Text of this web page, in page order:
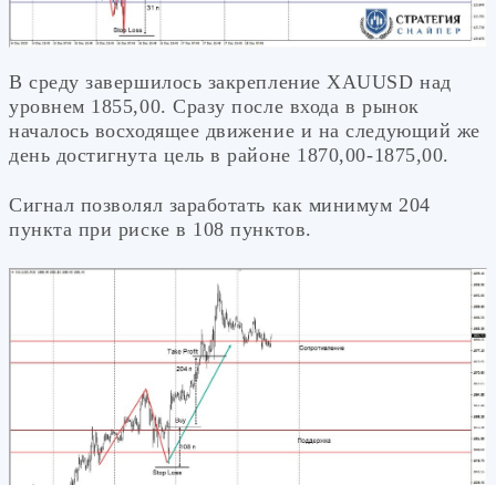
В среду завершилось закрепление XAUUSD над
уровнем 1855,00. Сразу после входа в рынок
началось восходящее движение и на следующий же
день достигнута цель в районе 1870,00-1875,00.
Сигнал позволял заработать как минимум 204
пункта при риске в 108 пунктов.